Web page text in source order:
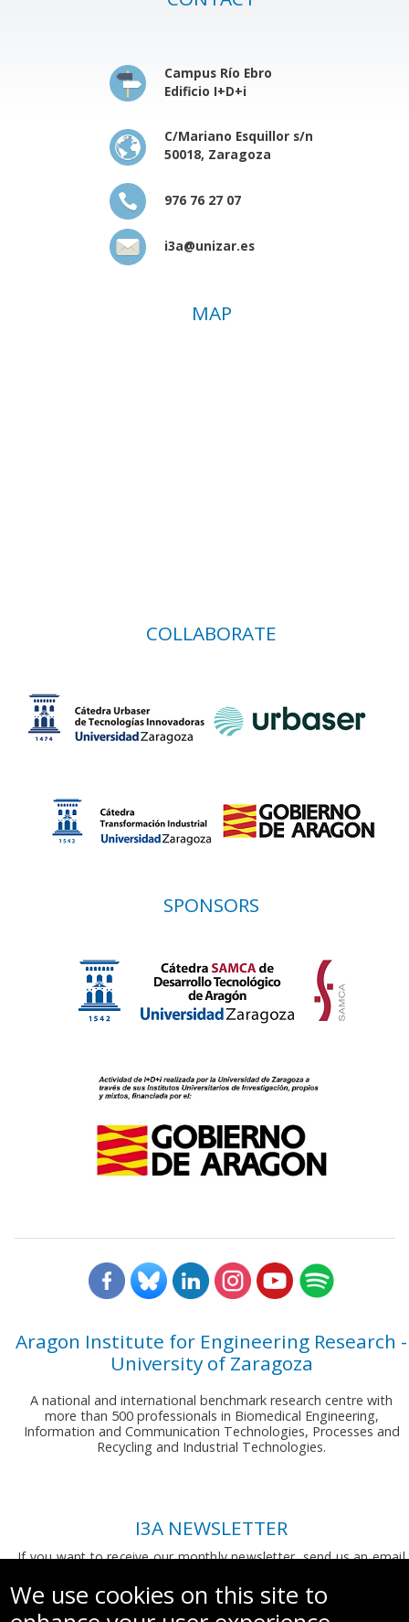
Campus Río Ebro
Edificio I+D+i
C/Mariano Esquillor s/n
50018, Zaragoza
976 76 27 07
i3a@unizar.es
MAP
COLLABORATE
SPONSORS
Aragon Institute for Engineering Research -
University of Zaragoza
A national and international benchmark research centre with
more than 500 professionals in Biomedical Engineering,
Information and Communication Technologies, Processes and
Recycling and Industrial Technologies.
I3A NEWSLETTER
If you want to receive our monthly newsletter, send us an email
We use cookies on this site to